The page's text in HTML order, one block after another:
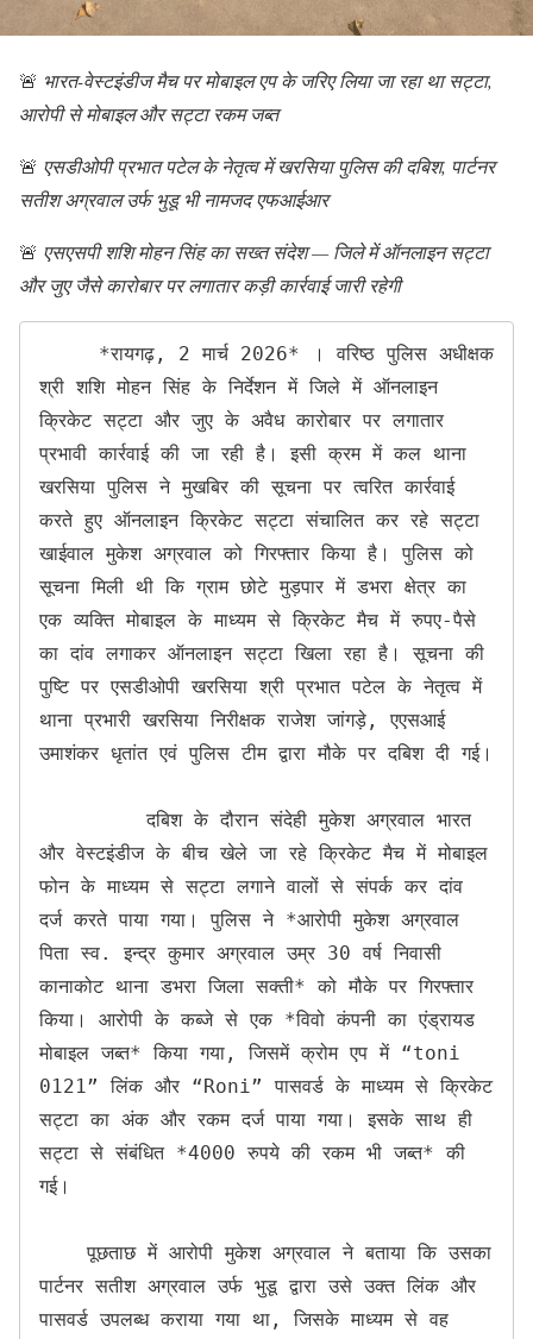
🚨 भारत-वेस्टइंडीज मैच पर मोबाइल एप के जरिए लिया जा रहा था सट्टा,
आरोपी से मोबाइल और सट्टा रकम जब्त
🚨 एसडीओपी प्रभात पटेल के नेतृत्व में खरसिया पुलिस की दबिश, पार्टनर
सतीश अग्रवाल उर्फ भुडू भी नामजद एफआईआर
🚨 एसएसपी शशि मोहन सिंह का सख्त संदेश — जिले में ऑनलाइन सट्टा
और जुए जैसे कारोबार पर लगातार कड़ी कार्रवाई जारी रहेगी
श्री शशि मोहन सिंह के निर्देशन में जिले में ऑनलाइन
क्रिकेट सट्टा और जुए के अवैध कारोबार पर लगातार
प्रभावी कार्रवाई की जा रही है। इसी क्रम में कल थाना
खरसिया पुलिस ने मुखबिर की सूचना पर त्वरित कार्रवाई
करते हुए ऑनलाइन क्रिकेट सट्टा संचालित कर रहे सट्टा
खाईवाल मुकेश अग्रवाल को गिरफ्तार किया है। पुलिस को
सूचना मिली थी कि ग्राम छोटे मुड़पार में डभरा क्षेत्र का
एक व्यक्ति मोबाइल के माध्यम से क्रिकेट मैच में रुपए-पैसे
का दांव लगाकर ऑनलाइन सट्टा खिला रहा है। सूचना की
पुष्टि पर एसडीओपी खरसिया श्री प्रभात पटेल के नेतृत्व में
थाना प्रभारी खरसिया निरीक्षक राजेश जांगड़े, एएसआई
उमाशंकर धृतांत एवं पुलिस टीम द्वारा मौके पर दबिश दी गई।
         दबिश के दौरान संदेही मुकेश अग्रवाल भारत
और वेस्टइंडीज के बीच खेले जा रहे क्रिकेट मैच में मोबाइल
फोन के माध्यम से सट्टा लगाने वालों से संपर्क कर दांव
दर्ज करते पाया गया। पुलिस ने *आरोपी मुकेश अग्रवाल
पिता स्व. इन्द्र कुमार अग्रवाल उम्र 30 वर्ष निवासी
कानाकोट थाना डभरा जिला सक्ती* को मौके पर गिरफ्तार
किया। आरोपी के कब्जे से एक *विवो कंपनी का एंड्रायड
मोबाइल जब्त* किया गया, जिसमें क्रोम एप में “toni
0121” लिंक और “Roni” पासवर्ड के माध्यम से क्रिकेट
सट्टा का अंक और रकम दर्ज पाया गया। इसके साथ ही
सट्टा से संबंधित *4000 रुपये की रकम भी जब्त* की
गई।
    पूछताछ में आरोपी मुकेश अग्रवाल ने बताया कि उसका
पार्टनर सतीश अग्रवाल उर्फ भुडू द्वारा उसे उक्त लिंक और
पासवर्ड उपलब्ध कराया गया था, जिसके माध्यम से वह